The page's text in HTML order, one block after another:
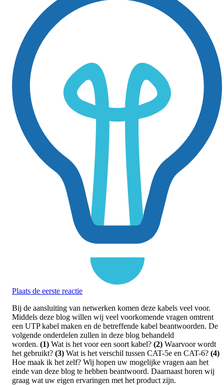
Plaats de eerste reactie
Bij de aansluiting van netwerken komen deze kabels veel voor.
Middels deze blog willen wij veel voorkomende vragen omtrent
een UTP kabel maken en de betreffende kabel beantwoorden. De
volgende onderdelen zullen in deze blog behandeld
worden. (1) Wat is het voor een soort kabel? (2) Waarvoor wordt
het gebruikt? (3) Wat is het verschil tussen CAT-5e en CAT-6? (4)
Hoe maak ik het zelf? Wij hopen uw mogelijke vragen aan het
einde van deze blog te hebben beantwoord. Daarnaast horen wij
graag wat uw eigen ervaringen met het product zijn.